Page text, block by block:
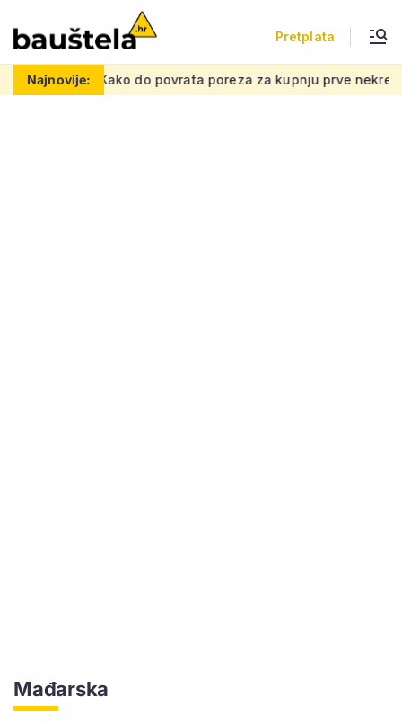
Pretplata
Najnovije:
Kako do povrata poreza za kupnju prve nekretnine:
Mađarska